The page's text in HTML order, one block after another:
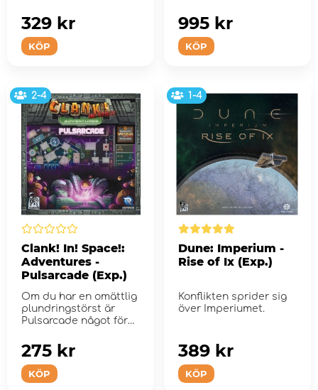
KÖP
329 kr
KÖP
995 kr
2-4
Clank! In! Space!:
Adventures -
Pulsarcade (Exp.)
Om du har en omättlig
plundringstörst är
Pulsarcade något för
KÖP
275 kr
1-4
Dune: Imperium -
Rise of Ix (Exp.)
Konflikten sprider sig
över Imperiumet.
KÖP
389 kr